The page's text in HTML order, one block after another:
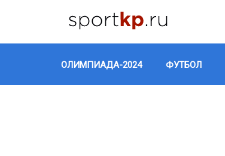
ОЛИМПИАДА-2024 ФУТБОЛ